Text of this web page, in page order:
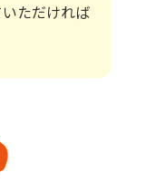
ただければ